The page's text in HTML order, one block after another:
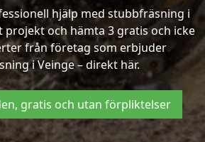
hjälp med stubbfräsning i
projekt och hämta 3 gratis och icke
från företag som erbjuder
i Veinge – direkt här.
gratis och utan förpliktelser